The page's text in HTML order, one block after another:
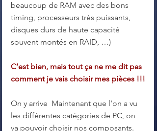
beaucoup de RAM avec des bons
timing, processeurs très puissants,
disques durs de haute capacité
souvent montés en RAID, …)
C’est bien, mais tout ça ne me dit pas
comment je vais choisir mes pièces !!!
On y arrive  Maintenant que l’on a vu
les différentes catégories de PC, on
va pouvoir choisir nos composants.